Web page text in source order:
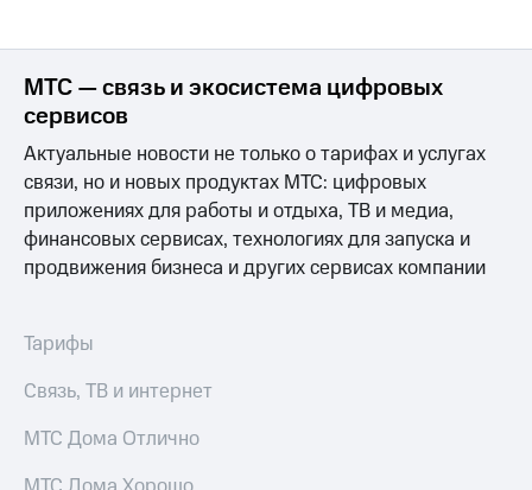
Корпоративный
Раскрытие
информации
Информация
акционерам
Документы
ПАО
"МТС"
Собрания
акционеров
капитал
и
Рынок
МТС — связь и экосистема цифровых
сервисов
Актуальные новости не только о тарифах и услугах
связи, но и новых продуктах МТС: цифровых
приложениях для работы и отдыха, ТВ и медиа,
финансовых сервисах, технологиях для запуска и
продвижения бизнеса и других сервисах компании
Тарифы
Связь, ТВ и интернет
МТС Дома Отлично